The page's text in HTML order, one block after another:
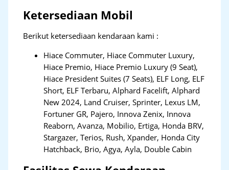
Ketersediaan Mobil
Berikut ketersediaan kendaraan kami :
Hiace Commuter, Hiace Commuter Luxury,
Hiace Premio, Hiace Premio Luxury (9 Seat),
Hiace President Suites (7 Seats), ELF Long, ELF
Short, ELF Terbaru, Alphard Facelift, Alphard
New 2024, Land Cruiser, Sprinter, Lexus LM,
Fortuner GR, Pajero, Innova Zenix, Innova
Reaborn, Avanza, Mobilio, Ertiga, Honda BRV,
Stargazer, Terios, Rush, Xpander, Honda City
Hatchback, Brio, Agya, Ayla, Double Cabin